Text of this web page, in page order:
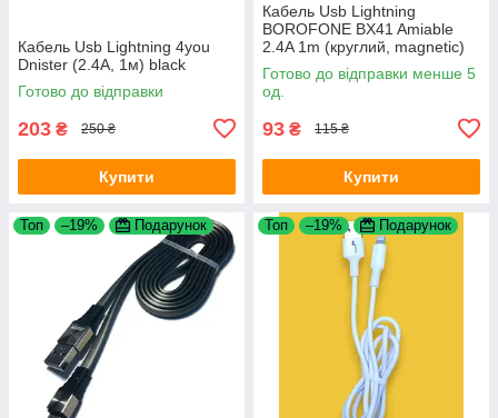
Кабель Usb Lightning 4you
Dnister (2.4A, 1м) black
Готово до відправки
203 ₴ 250 ₴
Купити
Кабель Usb Lightning
BOROFONE BX41 Amiable
2.4A 1m (круглий, magnetic)
Black
Готово до відправки менше 5
од.
93 ₴ 115 ₴
Купити
Топ –19% Подарунок Топ –19% Подарунок